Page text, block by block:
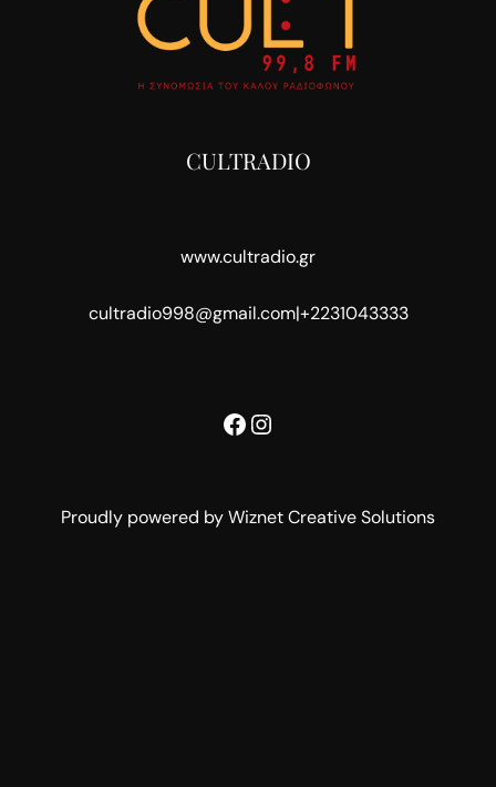
CULTRADIO
www.cultradio.gr
cultradio998@gmail.com|+2231043333
Facebook
Instagram
Proudly powered by Wiznet Creative Solutions